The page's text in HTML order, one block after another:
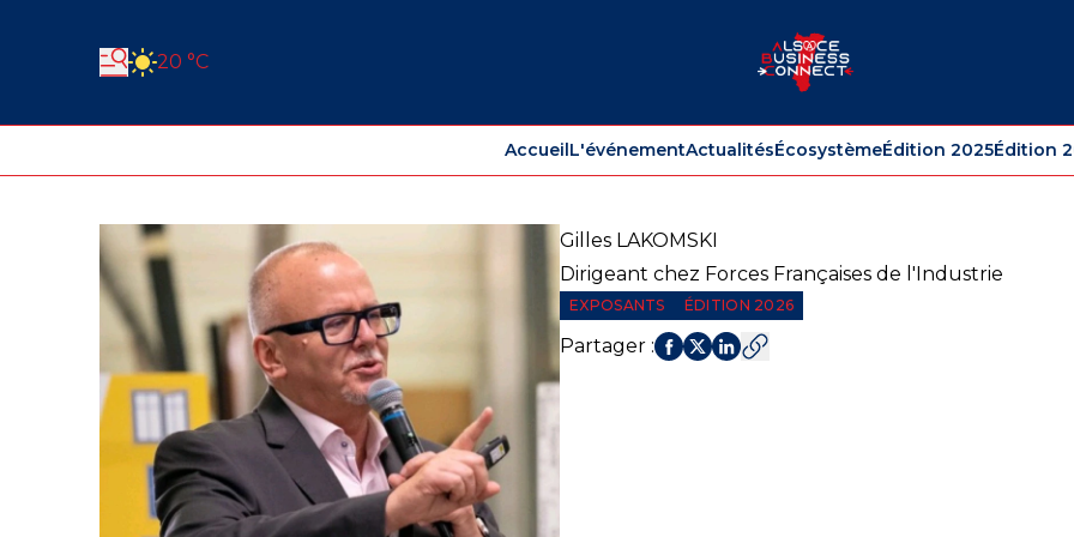
20 °C
AccueilL'événementActualitésÉcosystèmeÉdition 2025Édition
Gilles LAKOMSKI
Dirigeant chez Forces Françaises de l'Industrie
EXPOSANTS ÉDITION 2026
Partager :